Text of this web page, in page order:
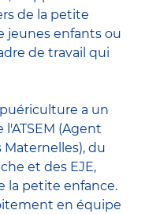
de la petite
jeunes enfants ou
de travail qui
puériculture a un
(Agent
Maternelles), du
et des EJE,
la petite enfance.
en équipe